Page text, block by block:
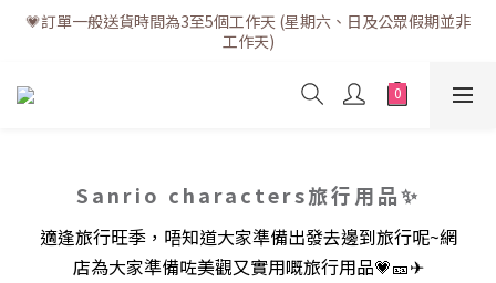
💗訂單一般送貨時間為3至5個工作天 (星期六、日及公眾假期並非
工作天)
💗訂單一般送貨時間為3至5個工作天 (星期六、日及公眾假期並非
工作天)
💗折實滿$400免運費 | 滿$200免自取點運費
💗訂單一般送貨時間為3至5個工作天 (星期六、日及公眾假期並非
工作天)
Sanrio characters旅行用品✨
適逢旅行旺季，唔知道大家準備出發去邊到旅行呢~網
店為大家準備咗美觀又實用嘅旅行用品💗🎫✈